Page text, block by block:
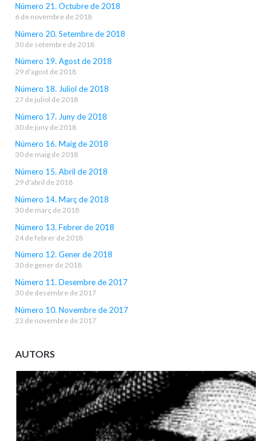
Número 21. Octubre de 2018
6 de novembre de 2018
Número 20. Setembre de 2018
30 de setembre de 2018
Número 19. Agost de 2018
29 d'agost de 2018
Número 18. Juliol de 2018
27 de juliol de 2018
Número 17. Juny de 2018
30 de juny de 2018
Número 16. Maig de 2018
30 de maig de 2018
Número 15. Abril de 2018
29 d'abril de 2018
Número 14. Març de 2018
30 de març de 2018
Número 13. Febrer de 2018
24 de febrer de 2018
Número 12. Gener de 2018
30 de gener de 2018
Número 11. Desembre de 2017
30 de desembre de 2017
Número 10. Novembre de 2017
23 de novembre de 2017
AUTORS